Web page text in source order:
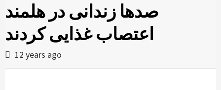
صدها زندانی در هلمند
اعتصاب غذایی کردند
12 years ago